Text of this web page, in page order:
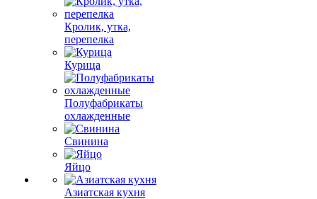
Кролик, утка,
перепелка
Курица
Полуфабрикаты
охлажденные
Свинина
Яйцо
Азиатская кухня